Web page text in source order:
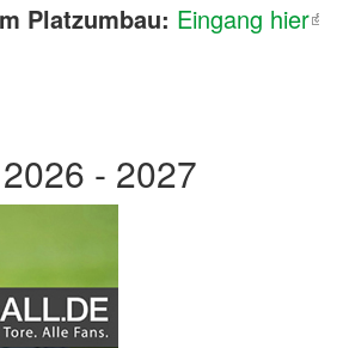
Platzumbau: Eingang hier
- 2027